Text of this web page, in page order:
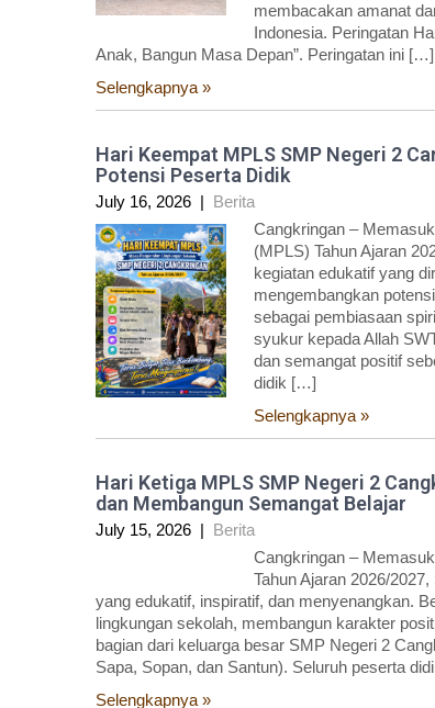
membacakan amanat
Indonesia. Peringatan
Anak, Bangun Masa Depan”. Peringatan ini […]
Selengkapnya »
Hari Keempat MPLS SMP Negeri 2
Potensi Peserta Didik
July 16, 2026 | Berita
Cangkringan –
(MPLS) Tahun Ajaran
kegiatan edukatif yang
mengembangkan
sebagai pembiasaan
syukur kepada Allah
dan semangat positif
didik […]
Selengkapnya »
Hari Ketiga MPLS SMP Negeri 2
dan Membangun Semangat Belajar
July 15, 2026 | Berita
Cangkringan –
Tahun Ajaran 2026/
yang edukatif, inspiratif, dan menyenangkan.
lingkungan sekolah, membangun karakter
bagian dari keluarga besar SMP Negeri 2
Sapa, Sopan, dan Santun). Seluruh peserta
Selengkapnya »